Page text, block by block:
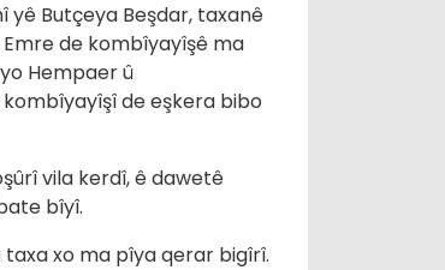
yê Butçeya Beşdar, taxanê
Emre de kombîyayîşê ma
Hempaer û
de eşkera bibo
vila kerdî, ê dawetê
bîyî.
xo ma pîya qerar bigîrî.